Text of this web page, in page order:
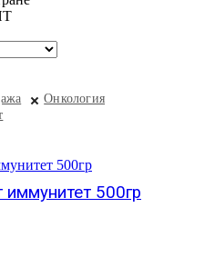
Онкология
500гр